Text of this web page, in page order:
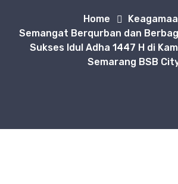
Home
Semangat Berqurban dan
Sukses Idul Adha 1447 H di
Semarang BSB